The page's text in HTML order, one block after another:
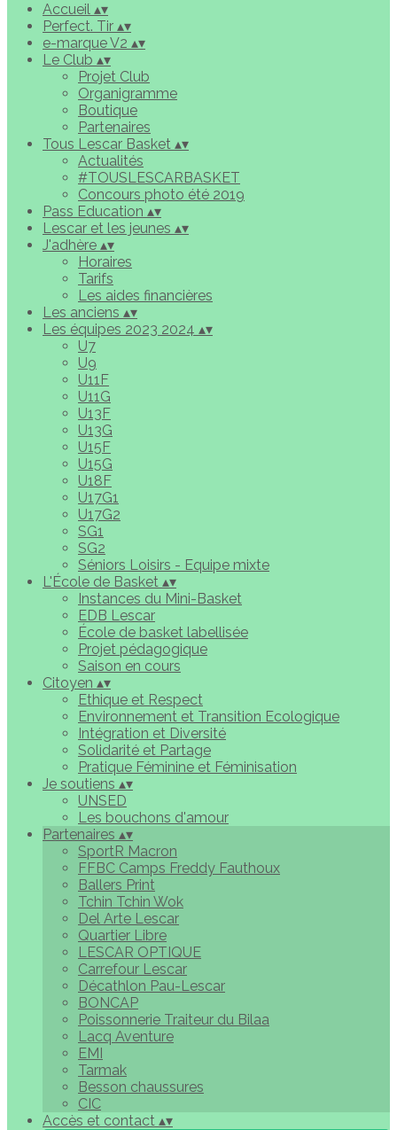
Accueil ▴▾
Perfect. Tir ▴▾
e-marque V2 ▴▾
Le Club ▴▾
Projet Club
Organigramme
Boutique
Partenaires
Tous Lescar Basket ▴▾
Actualités
#TOUSLESCARBASKET
Concours photo été 2019
Pass Education ▴▾
Lescar et les jeunes ▴▾
J'adhère ▴▾
Horaires
Tarifs
Les aides financières
Les anciens ▴▾
Les équipes 2023 2024 ▴▾
U7
U9
U11F
U11G
U13F
U13G
U15F
U15G
U18F
U17G1
U17G2
SG1
SG2
Séniors Loisirs - Equipe mixte
L'École de Basket ▴▾
Instances du Mini-Basket
EDB Lescar
École de basket labellisée
Projet pédagogique
Saison en cours
Citoyen ▴▾
Ethique et Respect
Environnement et Transition Ecologique
Intégration et Diversité
Solidarité et Partage
Pratique Féminine et Féminisation
Je soutiens ▴▾
UNSED
Les bouchons d'amour
Partenaires ▴▾
SportR Macron
FFBC Camps Freddy Fauthoux
Ballers Print
Tchin Tchin Wok
Del Arte Lescar
Quartier Libre
LESCAR OPTIQUE
Carrefour Lescar
Décathlon Pau-Lescar
BONCAP
Poissonnerie Traiteur du Bilaa
Lacq Aventure
EMI
Tarmak
Besson chaussures
CIC
Accès et contact ▴▾